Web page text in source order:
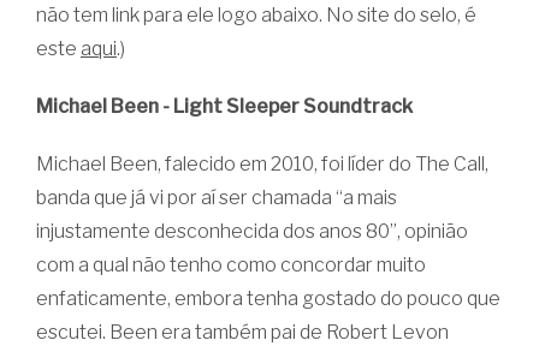
não tem link para ele logo abaixo. No site do selo, é
este aqui.)
Michael Been - Light Sleeper Soundtrack
Michael Been, falecido em 2010, foi líder do The Call,
banda que já vi por aí ser chamada “a mais
injustamente desconhecida dos anos 80”, opinião
com a qual não tenho como concordar muito
enfaticamente, embora tenha gostado do pouco que
escutei. Been era também pai de Robert Levon